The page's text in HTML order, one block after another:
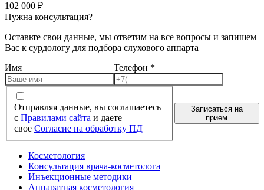
102 000 ₽
Нужна консультация?
Оставьте свои данные, мы ответим на все вопросы и запишем
Вас к сурдологу для подбора слухового аппарта
Имя
Телефон *
Отправляя данные, вы соглашаетесь
с Правилами сайта и даете
свое Согласие на обработку ПД
Записаться на
прием
Косметология
Консультация врача-косметолога
Инъекционные методики
Аппаратная косметология